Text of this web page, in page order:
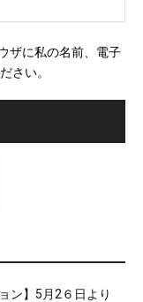
ェ
ザに私の名前、電子
さい。
ン】5月2６日より